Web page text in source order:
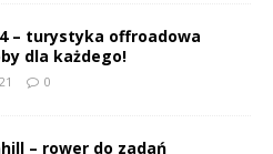
– turystyka offroadowa
dla każdego!
0
– rower do zadań